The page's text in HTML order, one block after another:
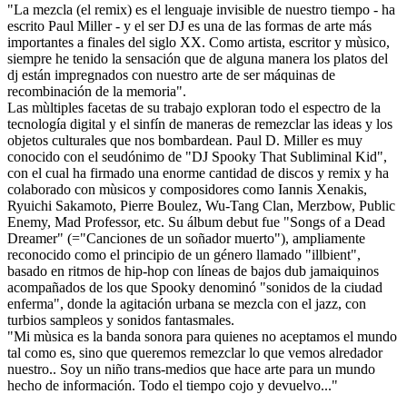
"La mezcla (el remix) es el lenguaje invisible de nuestro tiempo - ha
escrito Paul Miller - y el ser DJ es una de las formas de arte más
importantes a finales del siglo XX. Como artista, escritor y mùsico,
siempre he tenido la sensación que de alguna manera los platos del
dj están impregnados con nuestro arte de ser máquinas de
recombinación de la memoria".
Las mùltiples facetas de su trabajo exploran todo el espectro de la
tecnología digital y el sinfín de maneras de remezclar las ideas y los
objetos culturales que nos bombardean. Paul D. Miller es muy
conocido con el seudónimo de "DJ Spooky That Subliminal Kid",
con el cual ha firmado una enorme cantidad de discos y remix y ha
colaborado con mùsicos y composidores como Iannis Xenakis,
Ryuichi Sakamoto, Pierre Boulez, Wu-Tang Clan, Merzbow, Public
Enemy, Mad Professor, etc. Su álbum debut fue "Songs of a Dead
Dreamer" (="Canciones de un soñador muerto"), ampliamente
reconocido como el principio de un género llamado "illbient",
basado en ritmos de hip-hop con líneas de bajos dub jamaiquinos
acompañados de los que Spooky denominó "sonidos de la ciudad
enferma", donde la agitación urbana se mezcla con el jazz, con
turbios sampleos y sonidos fantasmales.
"Mi mùsica es la banda sonora para quienes no aceptamos el mundo
tal como es, sino que queremos remezclar lo que vemos alredador
nuestro.. Soy un niño trans-medios que hace arte para un mundo
hecho de información. Todo el tiempo cojo y devuelvo..."